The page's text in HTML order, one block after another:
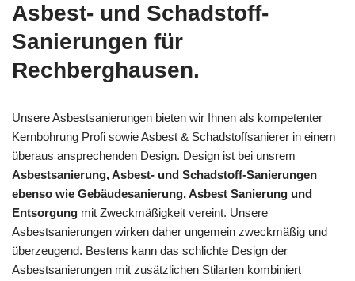
Asbest- und Schadstoff-
Sanierungen für
Rechberghausen.
Unsere Asbestsanierungen bieten wir Ihnen als kompetenter
Kernbohrung Profi sowie Asbest & Schadstoffsanierer in einem
überaus ansprechenden Design. Design ist bei unsrem
Asbestsanierung, Asbest- und Schadstoff-Sanierungen
ebenso wie Gebäudesanierung, Asbest Sanierung und
Entsorgung mit Zweckmäßigkeit vereint. Unsere
Asbestsanierungen wirken daher ungemein zweckmäßig und
überzeugend. Bestens kann das schlichte Design der
Asbestsanierungen mit zusätzlichen Stilarten kombiniert